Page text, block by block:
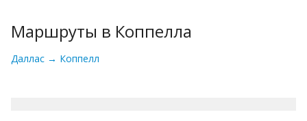
Маршруты в Коппелла
Даллас → Коппелл